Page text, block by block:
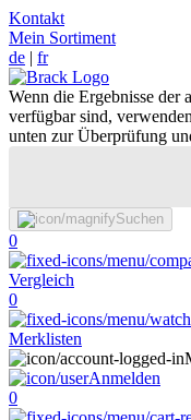
Kontakt
Mein Sortiment
de | fr
Wenn die Ergebnisse der
verfügbar sind,
unten zur Überprüfung
Suchen
0
Vergleich
0
Merklisten
Anmelden
0